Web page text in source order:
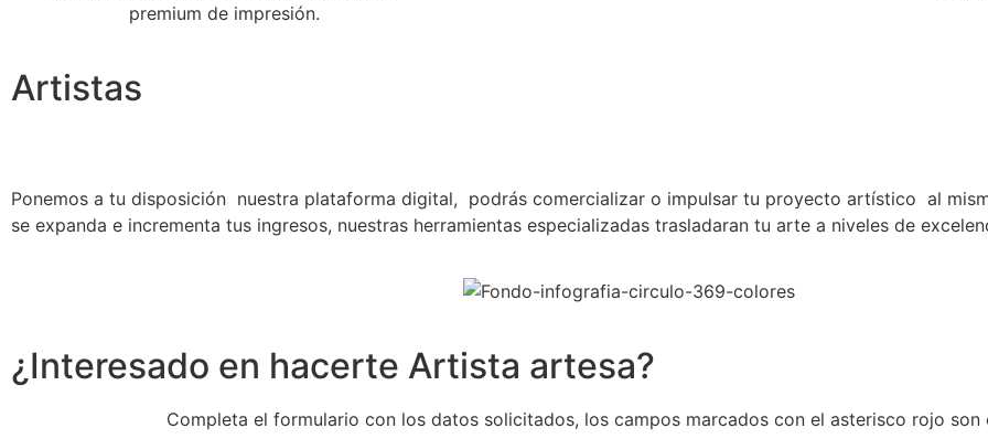
premium de impresión.
Artistas
Ponemos a tu disposición nuestra plataforma digital, podrás comercializar o impulsar tu proyecto artístico al
se expanda e incrementa tus ingresos, nuestras herramientas especializadas trasladaran tu arte a niveles de
¿Interesado en hacerte Artista artesa?
Completa el formulario con los datos solicitados, los campos marcados con el asterisco rojo son